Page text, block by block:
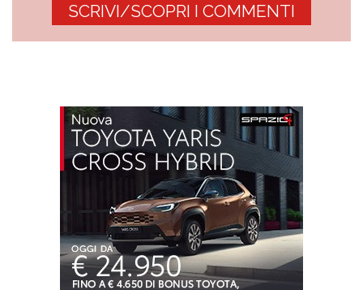
SCRIVI/SCOPRI I COMMENTI